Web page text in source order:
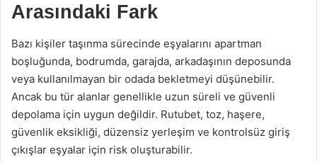
Arasındaki Fark
Bazı kişiler taşınma sürecinde eşyalarını apartman
boşluğunda, bodrumda, garajda, arkadaşının deposunda
veya kullanılmayan bir odada bekletmeyi düşünebilir.
Ancak bu tür alanlar genellikle uzun süreli ve güvenli
depolama için uygun değildir. Rutubet, toz, haşere,
güvenlik eksikliği, düzensiz yerleşim ve kontrolsüz giriş
çıkışlar eşyalar için risk oluşturabilir.